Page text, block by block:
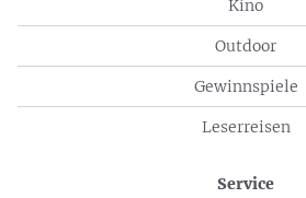
Kino
Outdoor
Gewinnspiele
Leserreisen
Service